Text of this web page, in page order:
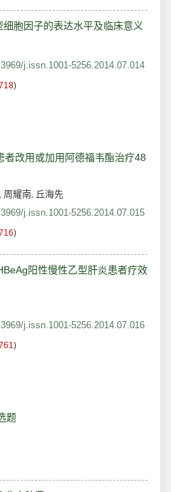
胞因子的表达水平及临床意义
j.issn.1001-5256.2014.07.014
)
改用或加用阿德福韦酯治疗48
, 周耀南, 丘海先
j.issn.1001-5256.2014.07.015
)
阳性慢性乙型肝炎患者疗效
j.issn.1001-5256.2014.07.016
)
题